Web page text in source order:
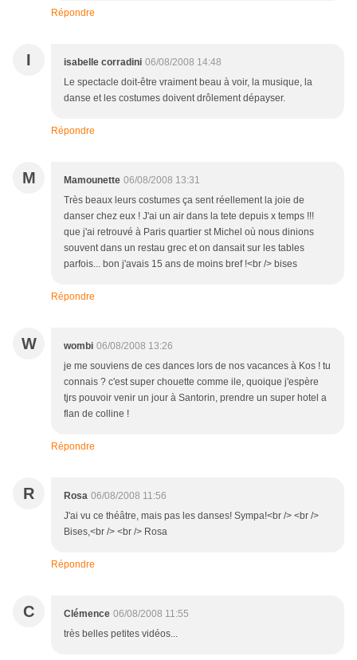
Répondre
I isabelle corradini 06/08/2008 14:48
Le spectacle doit-être vraiment beau à voir, la musique, la
danse et les costumes doivent drôlement dépayser.
Répondre
M Mamounette 06/08/2008 13:31
Très beaux leurs costumes ça sent réellement la joie de
danser chez eux ! J'ai un air dans la tete depuis x temps !!!
que j'ai retrouvé à Paris quartier st Michel où nous dinions
souvent dans un restau grec et on dansait sur les tables
parfois... bon j'avais 15 ans de moins bref !<br /> bises
Répondre
W wombi 06/08/2008 13:26
je me souviens de ces dances lors de nos vacances à Kos ! tu
connais ? c'est super chouette comme ile, quoique j'espère
tjrs pouvoir venir un jour à Santorin, prendre un super hotel a
flan de colline !
Répondre
R Rosa 06/08/2008 11:56
J'ai vu ce théâtre, mais pas les danses! Sympa!<br /> <br />
Bises,<br /> <br /> Rosa
Répondre
C Clémence 06/08/2008 11:55
très belles petites vidéos...